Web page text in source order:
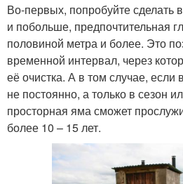
Во-первых, попробуйте
и побольше, предпочтительная
половиной метра и более. Это
временной интервал, через
её очистка. А в том случае, если
не постоянно, а только в сезон
просторная яма сможет
более 10 – 15 лет.